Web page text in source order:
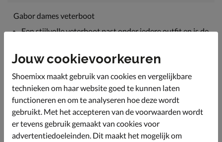
Gabor dames veterboot
Een stijlvolle veterboot past onder iedere outfit en is de
Uitgevoerd in duurzaam geproduceerd lakleer. De
strakke afwerking geven de boot een tijdloze elegantie.
Gevoerd met zacht textiel voor een aangenaam
draaggevoel.
Voorzien van een foam-voetbed wat aangename
demping garandeert bij iedere stap. Heb je eigen
steunzolen? Geen zorgen, het voetbed is uitneembaar.
Jouw cookievoorkeuren
Shoemixx maakt gebruik van cookies en vergelijkbare
technieken om haar website goed te kunnen laten
functioneren en om te analyseren hoe deze wordt
gebruikt. Met het accepteren van de voorwaarden wordt
er tevens gebruik gemaakt van cookies voor
advertentiedoeleinden. Dit maakt het mogelijk om